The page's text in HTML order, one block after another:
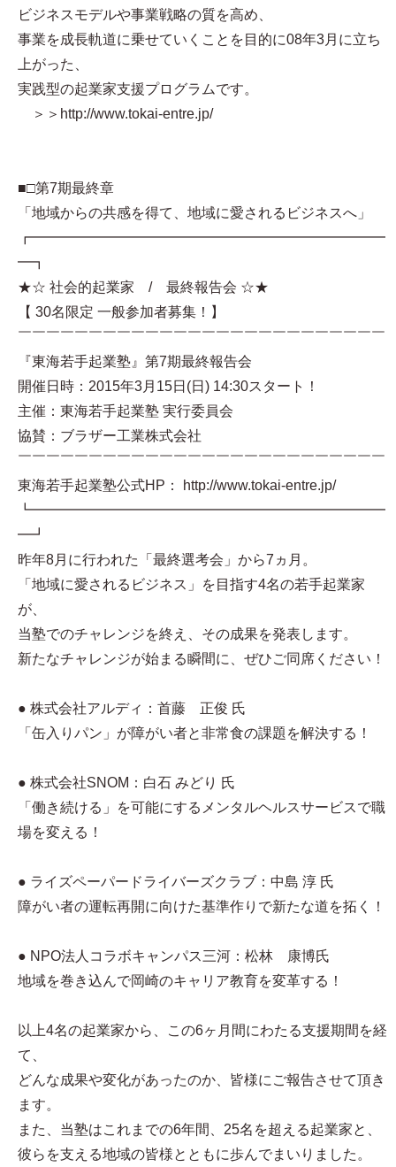
ビジネスモデルや事業戦略の質を高め、
事業を成長軌道に乗せていくことを目的に08年3月に立ち
上がった、
実践型の起業家支援プログラムです。
＞＞http://www.tokai-entre.jp/
■□第7期最終章
「地域からの共感を得て、地域に愛されるビジネスへ」
┏━━━━━━━━━━━━━━━━━━━━━━━━━
━┓
★☆ 社会的起業家 / 最終報告会 ☆★
【 30名限定 一般参加者募集！】
￣￣￣￣￣￣￣￣￣￣￣￣￣￣￣￣￣￣￣￣￣￣￣￣￣￣
『東海若手起業塾』第7期最終報告会
開催日時：2015年3月15日(日) 14:30スタート！
主催：東海若手起業塾 実行委員会
協賛：ブラザー工業株式会社
￣￣￣￣￣￣￣￣￣￣￣￣￣￣￣￣￣￣￣￣￣￣￣￣￣￣
東海若手起業塾公式HP： http://www.tokai-entre.jp/
┗━━━━━━━━━━━━━━━━━━━━━━━━━
━┛
昨年8月に行われた「最終選考会」から7ヵ月。
「地域に愛されるビジネス」を目指す4名の若手起業家
が、
当塾でのチャレンジを終え、その成果を発表します。
新たなチャレンジが始まる瞬間に、ぜひご同席ください！
● 株式会社アルディ：首藤 正俊 氏
「缶入りパン」が障がい者と非常食の課題を解決する！
● 株式会社SNOM：白石 みどり 氏
「働き続ける」を可能にするメンタルヘルスサービスで職
場を変える！
● ライズペーパードライバーズクラブ：中島 淳 氏
障がい者の運転再開に向けた基準作りで新たな道を拓く！
● NPO法人コラボキャンパス三河：松林 康博氏
地域を巻き込んで岡崎のキャリア教育を変革する！
以上4名の起業家から、この6ヶ月間にわたる支援期間を経
て、
どんな成果や変化があったのか、皆様にご報告させて頂き
ます。
また、当塾はこれまでの6年間、25名を超える起業家と、
彼らを支える地域の皆様とともに歩んでまいりました。